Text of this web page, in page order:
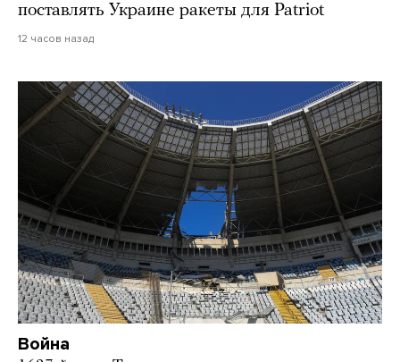
поставлять Украине ракеты для Patriot
12 часов назад
Война